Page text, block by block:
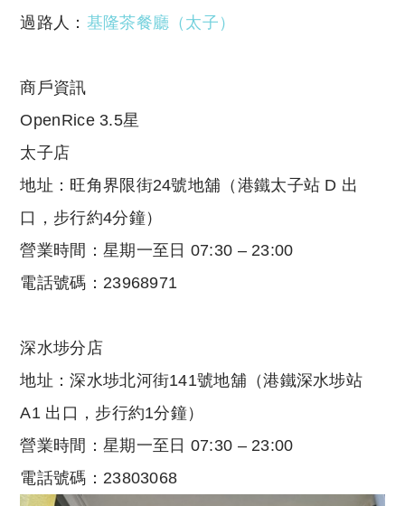
過路人： 基隆茶餐廳（太子）
商戶資訊
OpenRice 3.5星
太子店
地址：旺角界限街24號地舖（港鐵太子站 D 出
口，步行約4分鐘）
營業時間：星期一至日 07:30 – 23:00
電話號碼：23968971
深水埗分店
地址：深水埗北河街141號地舖（港鐵深水埗站
A1 出口，步行約1分鐘）
營業時間：星期一至日 07:30 – 23:00
電話號碼：23803068